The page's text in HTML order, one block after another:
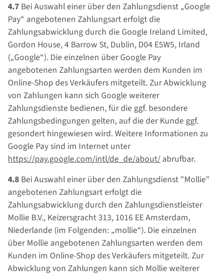
4.7 Bei Auswahl einer über den Zahlungsdienst „Google
Pay“ angebotenen Zahlungsart erfolgt die
Zahlungsabwicklung durch die Google Ireland Limited,
Gordon House, 4 Barrow St, Dublin, D04 E5W5, Irland
(„Google“). Die einzelnen über Google Pay
angebotenen Zahlungsarten werden dem Kunden im
Online-Shop des Verkäufers mitgeteilt. Zur Abwicklung
von Zahlungen kann sich Google weiterer
Zahlungsdienste bedienen, für die ggf. besondere
Zahlungsbedingungen gelten, auf die der Kunde ggf.
gesondert hingewiesen wird. Weitere Informationen zu
Google Pay sind im Internet unter
https://pay.google.com/intl/de_de/about/ abrufbar.
4.8 Bei Auswahl einer über den Zahlungsdienst "Mollie"
angebotenen Zahlungsart erfolgt die
Zahlungsabwicklung durch den Zahlungsdienstleister
Mollie B.V., Keizersgracht 313, 1016 EE Amsterdam,
Niederlande (im Folgenden: „mollie“). Die einzelnen
über Mollie angebotenen Zahlungsarten werden dem
Kunden im Online-Shop des Verkäufers mitgeteilt. Zur
Abwicklung von Zahlungen kann sich Mollie weiterer